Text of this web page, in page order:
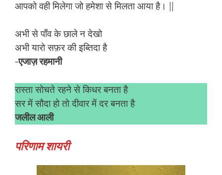
आपको वही मिलेगा जो हमेशा से मिलता आया है। ||
अभी से पाँव के छाले न देखो
अभी यारो सफ़र की इब्तिदा है
-एजाज़ रहमानी
रास्ता सोचते रहने से किधर बनता है
सर में सौदा हो तो दीवार में दर बनता है
जलील आली
परिणाम शायरी